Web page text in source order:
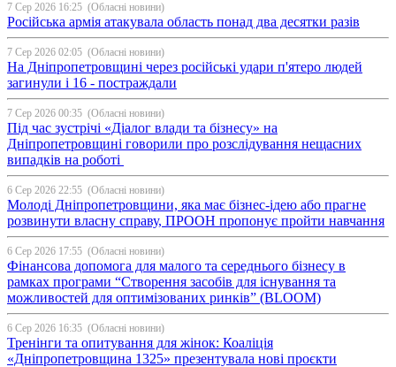
7 Сер 2026 16:25 (Обласні новини)
Російська армія атакувала область понад два десятки разів
7 Сер 2026 02:05 (Обласні новини)
На Дніпропетровщині через російські удари п'ятеро людей
загинули і 16 - постраждали
7 Сер 2026 00:35 (Обласні новини)
Під час зустрічі «Діалог влади та бізнесу» на
Дніпропетровщині говорили про розслідування нещасних
випадків на роботі
6 Сер 2026 22:55 (Обласні новини)
Молоді Дніпропетровщини, яка має бізнес-ідею або прагне
розвинути власну справу, ПРООН пропонує пройти навчання
6 Сер 2026 17:55 (Обласні новини)
Фінансова допомога для малого та середнього бізнесу в
рамках програми “Створення засобів для існування та
можливостей для оптимізованих ринків” (BLOOM)
6 Сер 2026 16:35 (Обласні новини)
Тренінги та опитування для жінок: Коаліція
«Дніпропетровщина 1325» презентувала нові проєкти